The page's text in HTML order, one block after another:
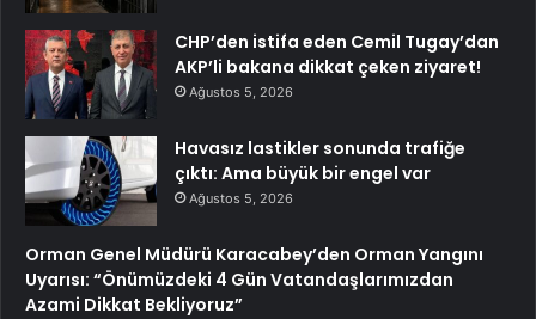
CHP’den istifa eden Cemil Tugay’dan
AKP’li bakana dikkat çeken ziyaret!
Ağustos 5, 2026
Havasız lastikler sonunda trafiğe
çıktı: Ama büyük bir engel var
Ağustos 5, 2026
Orman Genel Müdürü Karacabey’den Orman Yangını
Uyarısı: “Önümüzdeki 4 Gün Vatandaşlarımızdan
Azami Dikkat Bekliyoruz”